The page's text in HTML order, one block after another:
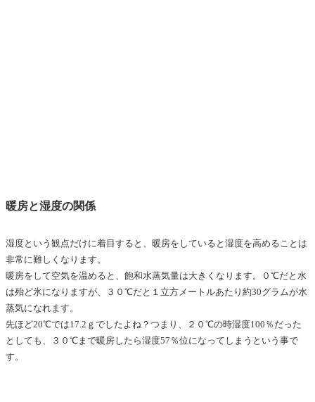
暖房と湿度の関係
湿度という観点だけに着目すると、暖房をしていると湿度を高めることは
非常に難しくなります。
暖房をして空気を温めると、飽和水蒸気量は大きくなります。０℃だと水
は殆ど氷になりますが、３０℃だと１立方メートルあたり約30グラムが水
蒸気になれます。
先ほど20℃では17.2ｇでしたよね？つまり、２０℃の時湿度100％だった
としても、３０℃まで暖房したら湿度57％位になってしまうという事で
す。